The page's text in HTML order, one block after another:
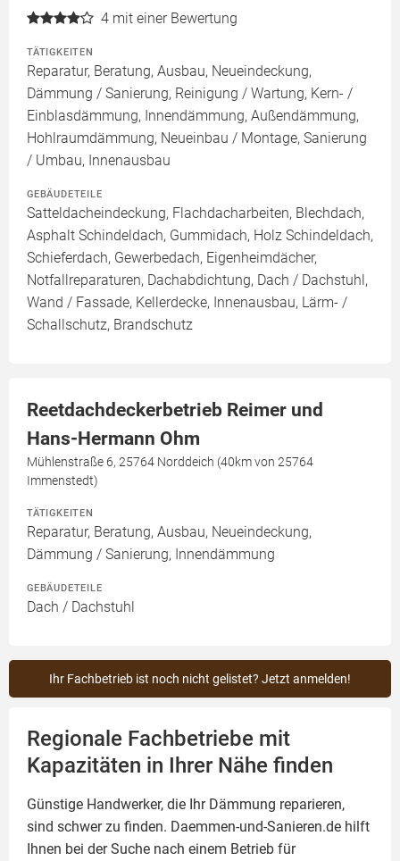
4 mit einer Bewertung
TÄTIGKEITEN
Reparatur, Beratung, Ausbau, Neueindeckung,
Dämmung / Sanierung, Reinigung / Wartung, Kern- /
Einblasdämmung, Innendämmung, Außendämmung,
Hohlraumdämmung, Neueinbau / Montage, Sanierung
/ Umbau, Innenausbau
GEBÄUDETEILE
Satteldacheindeckung, Flachdacharbeiten, Blechdach,
Asphalt Schindeldach, Gummidach, Holz Schindeldach,
Schieferdach, Gewerbedach, Eigenheimdächer,
Notfallreparaturen, Dachabdichtung, Dach / Dachstuhl,
Wand / Fassade, Kellerdecke, Innenausbau, Lärm- /
Schallschutz, Brandschutz
Reetdachdeckerbetrieb Reimer und
Hans-Hermann Ohm
Mühlenstraße 6, 25764 Norddeich (40km von 25764
Immenstedt)
TÄTIGKEITEN
Reparatur, Beratung, Ausbau, Neueindeckung,
Dämmung / Sanierung, Innendämmung
GEBÄUDETEILE
Dach / Dachstuhl
Ihr Fachbetrieb ist noch nicht gelistet? Jetzt anmelden!
Regionale Fachbetriebe mit
Kapazitäten in Ihrer Nähe finden
Günstige Handwerker, die Ihr Dämmung reparieren,
sind schwer zu finden. Daemmen-und-Sanieren.de hilft
Ihnen bei der Suche nach einem Betrieb für